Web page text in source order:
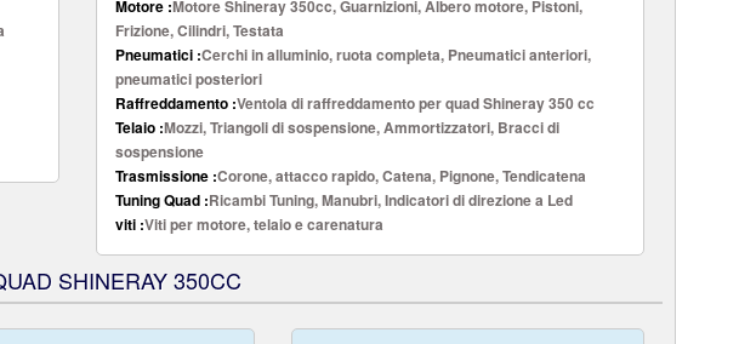
Motore :Motore Shineray 350cc, Guarnizioni, Albero motore, Pistoni,
Frizione, Cilindri, Testata
Pneumatici :Cerchi in alluminio, ruota completa, Pneumatici anteriori,
pneumatici posteriori
Raffreddamento :Ventola di raffreddamento per quad Shineray 350 cc
Telaio :Mozzi, Triangoli di sospensione, Ammortizzatori, Bracci di
sospensione
Trasmissione :Corone, attacco rapido, Catena, Pignone, Tendicatena
Tuning Quad :Ricambi Tuning, Manubri, Indicatori di direzione a Led
viti :Viti per motore, telaio e carenatura
SHINERAY 350CC